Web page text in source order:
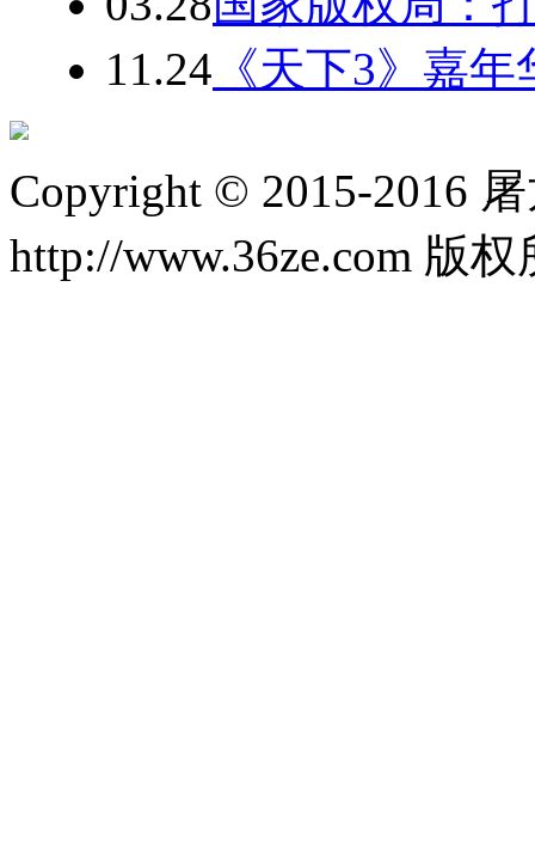
11.24 《天下3》嘉
Copyright © 2015-2016
http://www.36ze.com 版权